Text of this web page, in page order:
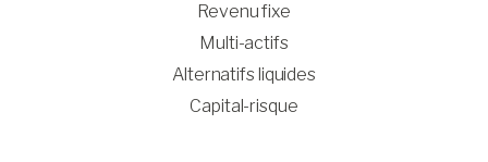
Revenu fixe
Multi-actifs
Alternatifs liquides
Capital-risque